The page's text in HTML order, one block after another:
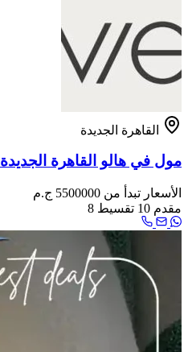
القاهرة الجديدة
مول في هالو القاهرة الجديدة Vie Halo Mall New Cairo اسعار 2026
الأسعار تبدأ من 5500000 ج.م
مقدم
تقسيط